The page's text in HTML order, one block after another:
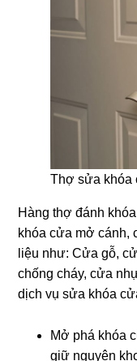
Thợ sửa khóa
Hàng thợ đánh khóa
khóa cửa mở cánh,
liệu như: Cửa gỗ,
chống cháy, cửa
dịch vụ sửa khóa
Mở phá khóa
giữ nguyên